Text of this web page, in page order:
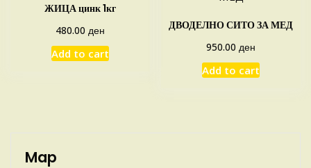
ЖИЦА цинк 1кг
480.00 ден
Add to cart
ДВОДЕЛНО СИТО ЗА МЕД
950.00ден
Add to cart
Map